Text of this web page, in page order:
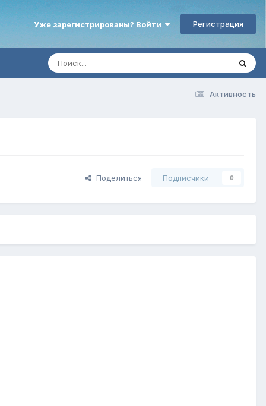
Уже зарегистрированы? Войти Регистрация
Активность
Поделиться Подписчики 0